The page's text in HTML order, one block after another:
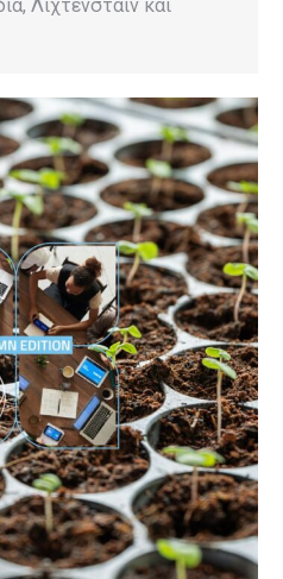
Λιχτενστάιν και